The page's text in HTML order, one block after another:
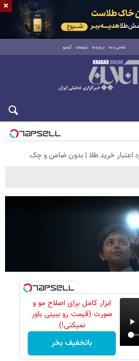
تماس با ما درباره ما تبلیغات آرشیو
ابزار کامل برای اصلاح مو و
صورت (قیمت رو ببینی باور
نمیکنی!)
باتخفیف بخر
×